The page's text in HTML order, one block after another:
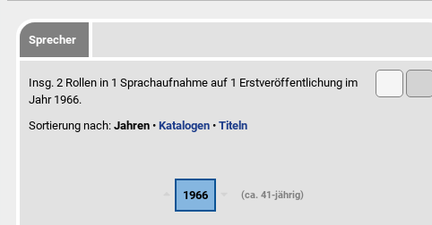
Sprecher
Insg. 2 Rollen in 1 Sprachaufnahme auf 1 Erstveröffentlichung im
Jahr 1966.
Sortierung nach:Jahren •Katalogen •Titeln
1966 (ca. 41-jährig)